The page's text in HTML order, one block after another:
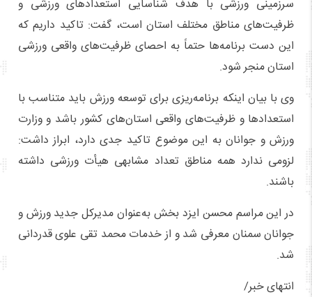
سرزمینی ورزشی با هدف شناسایی استعدادهای ورزشی و
ظرفیت‌های مناطق مختلف استان است، گفت: تاکید داریم که
این دست برنامه‌ها حتماً به احصای ظرفیت‌های واقعی ورزشی
استان منجر شود.
وی با بیان اینکه برنامه‌ریزی برای توسعه ورزش باید متناسب با
استعدادها و ظرفیت‌های واقعی استان‌های کشور باشد و وزارت
ورزش و جوانان به این موضوع تاکید جدی دارد، ابراز داشت:
لزومی ندارد همه مناطق تعداد مشابهی هیأت ورزشی داشته
باشند.
در این مراسم محسن ایزد بخش به‌عنوان مدیرکل جدید ورزش و
جوانان سمنان معرفی شد و از خدمات محمد تقی علوی قدردانی
شد.
انتهای خبر/